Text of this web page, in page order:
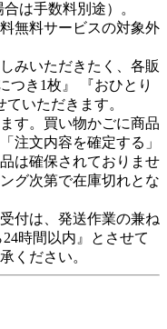
は手数料別途）。
無料サービスの対象外
みいただきたく、各販
つき1枚』 『おひとり
いただきます。
す。 買い物かごに商品
注文内容を確定する」
は確保されておりませ
グ次第で在庫切れとな
付は、発送作業の兼ね
時間以内』
とさせて
ください。